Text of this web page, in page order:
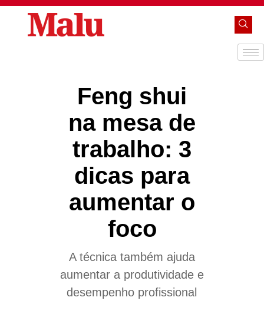
Feng shui
na mesa de
trabalho: 3
dicas para
aumentar o
foco
A técnica também ajuda
aumentar a produtividade e
desempenho profissional